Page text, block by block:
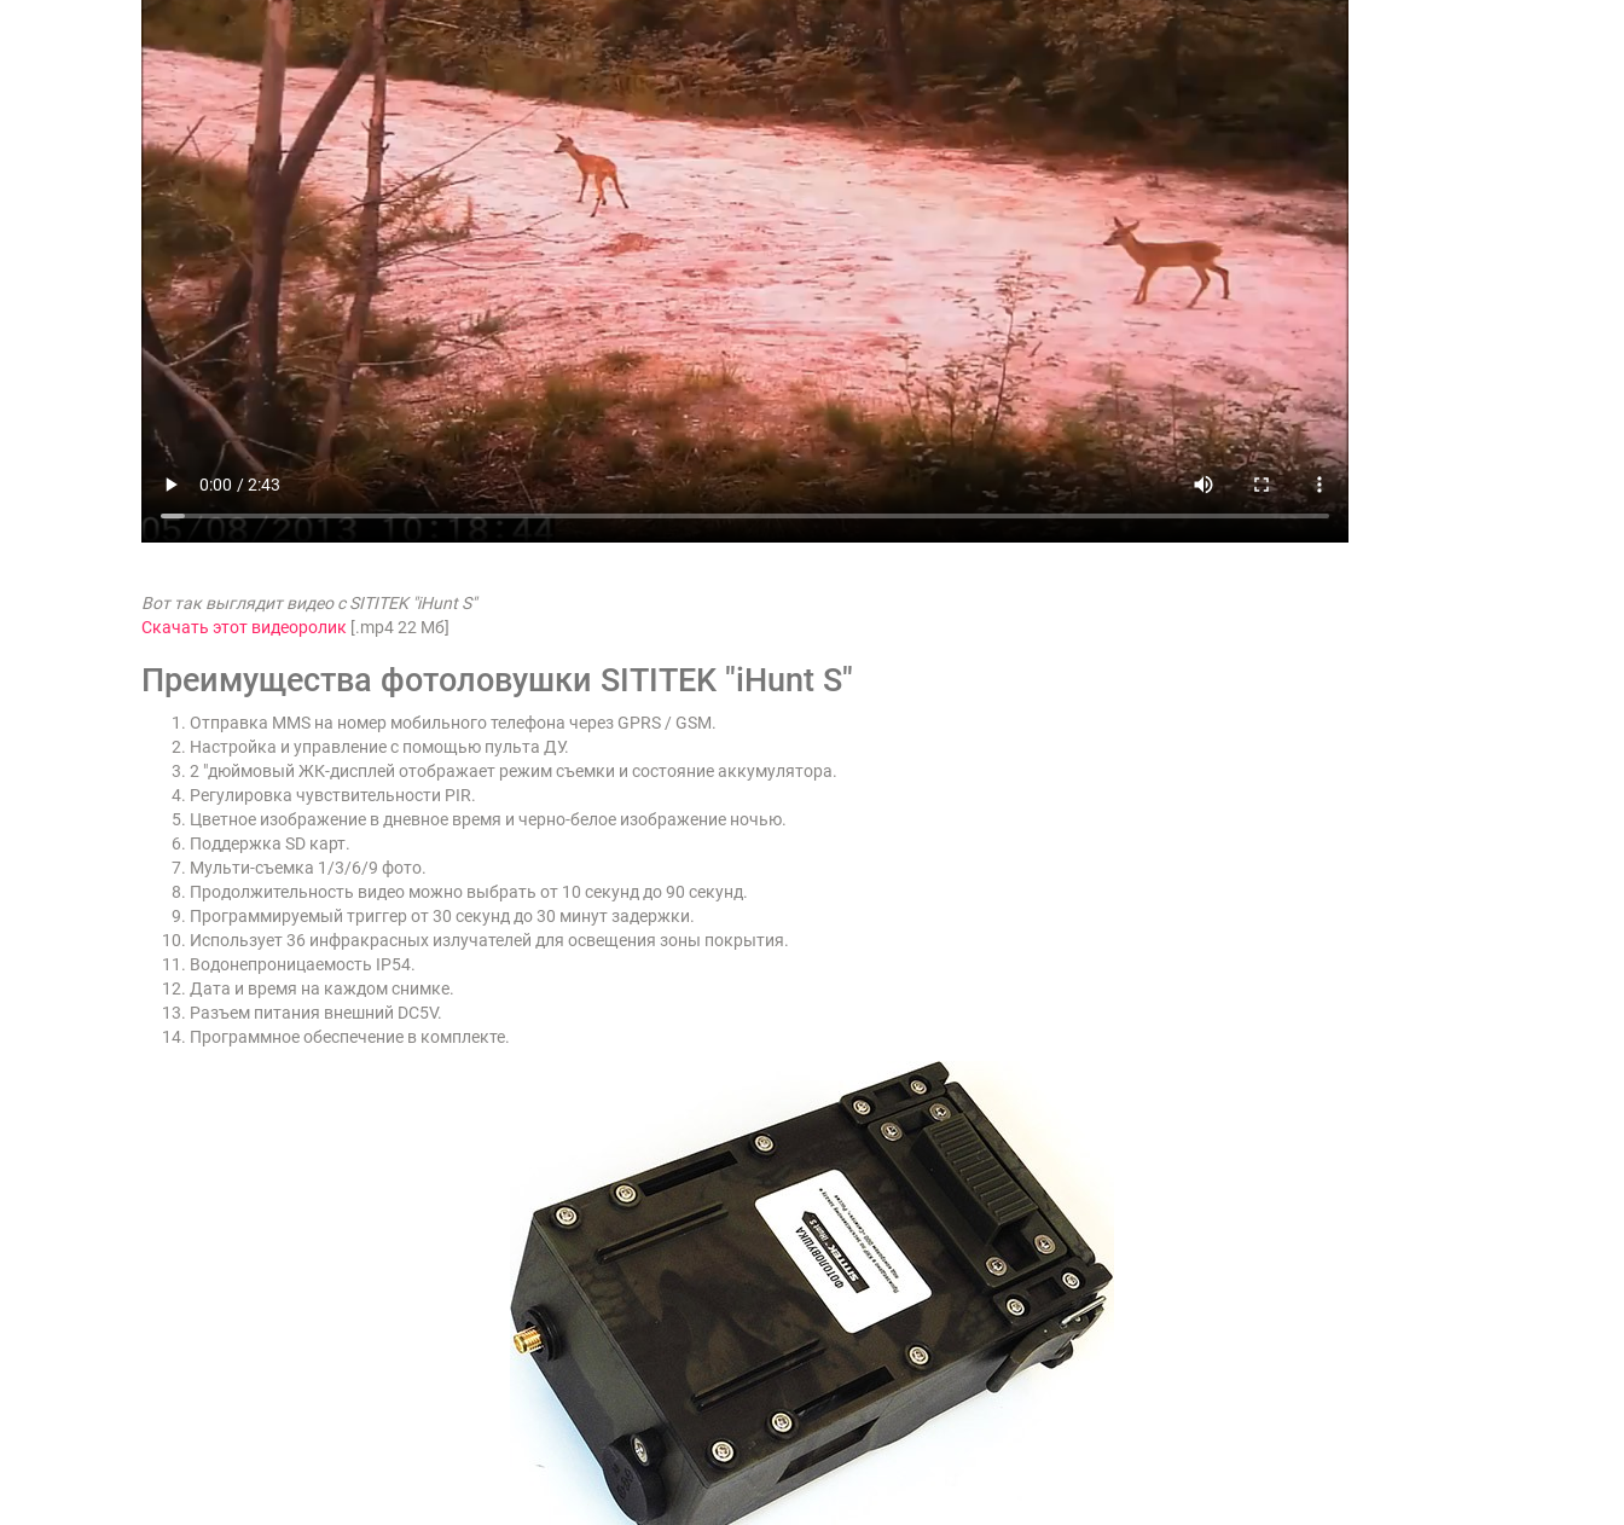
Вот так выглядит видео с SITITEK "iHunt S"
Скачать этот видеоролик [.mp4 22 Mб]
Преимущества фотоловушки SITITEK "iHunt S"
Отправка MMS на номер мобильного телефона через GPRS / GSM.
Настройка и управление с помощью пульта ДУ.
2 "дюймовый ЖК-дисплей отображает режим съемки и состояние аккумулятора.
Регулировка чувствительности PIR.
Цветное изображение в дневное время и черно-белое изображение ночью.
Поддержка SD карт.
Мульти-съемка 1/3/6/9 фото.
Продолжительность видео можно выбрать от 10 секунд до 90 секунд.
Программируемый триггер от 30 секунд до 30 минут задержки.
Использует 36 инфракрасных излучателей для освещения зоны покрытия.
Водонепроницаемость IP54.
Дата и время на каждом снимке.
Разъем питания внешний DC5V.
Программное обеспечение в комплекте.